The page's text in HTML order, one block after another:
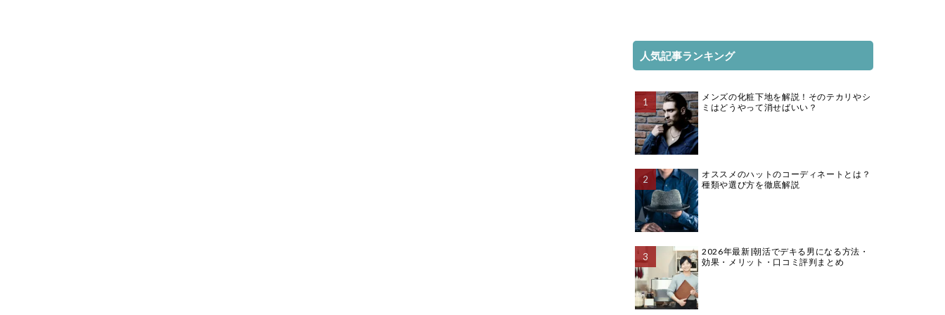
人気記事ランキング
メンズの化粧下地を解説！そのテカリやシ
ミはどうやって消せばいい？
オススメのハットのコーディネートとは？
種類や選び方を徹底解説
2026年最新|朝活でデキる男になる方法・
効果・メリット・口コミ評判まとめ